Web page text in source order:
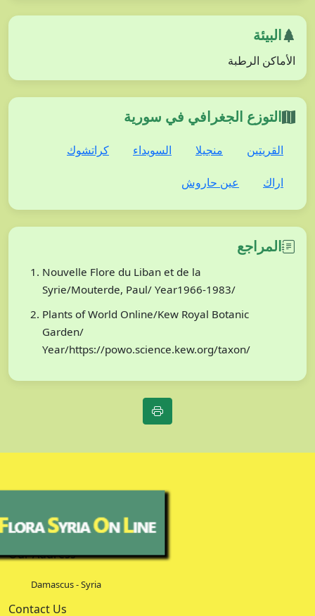
البيئة
الأماكن الرطبة
التوزع الجغرافي في سورية
القريتين منجيلا السويداء كراتشوك
اراك عين حاروش
المراجع
Nouvelle Flore du Liban et de la
Syrie/Mouterde, Paul/ Year1966-1983/
Plants of World Online/Kew Royal Botanic
Garden/
Year/https://powo.science.kew.org/taxon/
Our Address
Damascus - Syria
Contact Us